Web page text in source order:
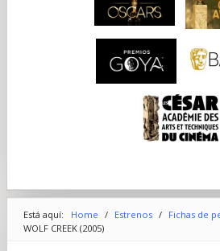
Está aquí: Home / Estrenos / Fichas de
WOLF CREEK (2005)